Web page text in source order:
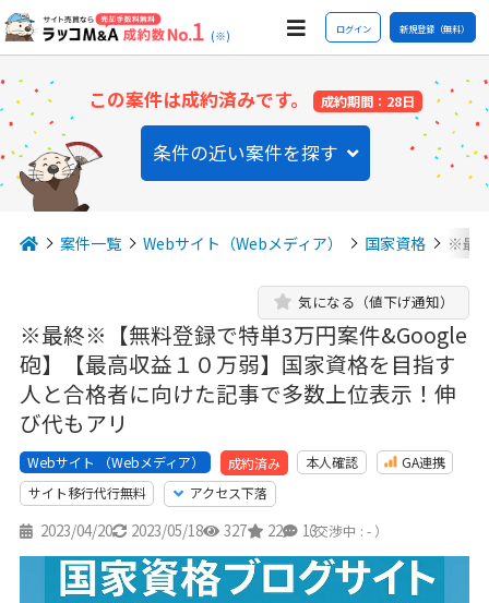
(※) ログイン 新規登録（無料）
この案件は成約済みです。 成約期間：28日
条件の近い案件を探す
案件一覧 Webサイト（Webメディア） 国家資格 ※最
※最終※【無料登録で特単3万円案件&Google
砲】【最高収益１０万弱】国家資格を目指す
人と合格者に向けた記事で多数上位表示！伸
び代もアリ
気になる（値下げ通知）
Webサイト （Webメディア） 成約済み 本人確認
GA連携
サイト移行代行無料
アクセス下落
2023/04/20 2023/05/18 327 22 13
（交渉中 : - ）